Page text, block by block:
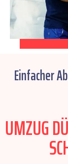
Einfacher
UMZUG